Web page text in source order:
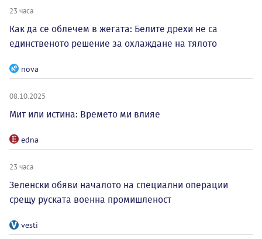
23 часа
Как да се облечем в жегата: Белите дрехи не са
единственото решение за охлаждане на тялото
nova
08.10.2025
Мит или истина: Времето ми влияе
edna
23 часа
Зеленски обяви началото на специални операции
срещу руската военна промишленост
vesti